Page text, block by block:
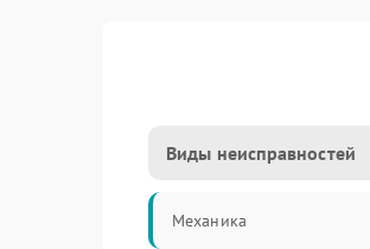
Виды неисправностей
Механика